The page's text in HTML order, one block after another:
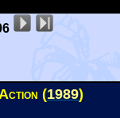
(1989)